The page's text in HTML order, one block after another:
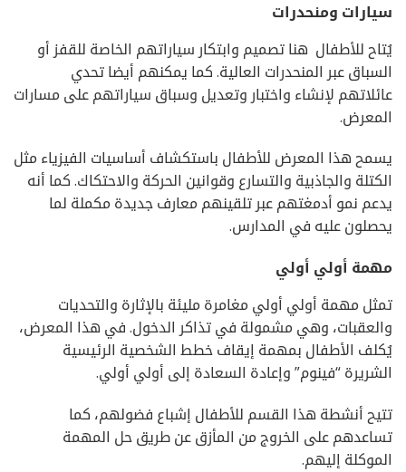
سيارات ومنحدرات
يُتاح للأطفال هنا تصميم وابتكار سياراتهم الخاصة للقفز أو
السباق عبر المنحدرات العالية. كما يمكنهم أيضا تحدي
عائلاتهم لإنشاء واختبار وتعديل وسباق سياراتهم على مسارات
المعرض.
يسمح هذا المعرض للأطفال باستكشاف أساسيات الفيزياء مثل
الكتلة والجاذبية والتسارع وقوانين الحركة والاحتكاك. كما أنه
يدعم نمو أدمغتهم عبر تلقينهم معارف جديدة مكملة لما
يحصلون عليه في المدارس.
مهمة أولي أولي
تمثل مهمة أولي أولي مغامرة مليئة بالإثارة والتحديات
والعقبات، وهي مشمولة في تذاكر الدخول. في هذا المعرض،
يُكلف الأطفال بمهمة إيقاف خطط الشخصية الرئيسية
الشريرة “فينوم” وإعادة السعادة إلى أولي أولي.
تتيح أنشطة هذا القسم للأطفال إشباع فضولهم، كما
تساعدهم على الخروج من المأزق عن طريق حل المهمة
الموكلة إليهم.